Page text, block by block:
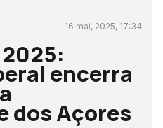
16 mai, 2025, 17:34
encerra
dos Açores